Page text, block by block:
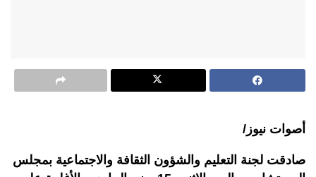
أصوات نيوز/
صادقت لجنة التعليم والشؤون الثقافة والاجتماعية بمجلس